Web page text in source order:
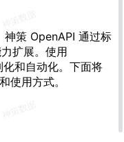
神策 OpenAPI 通过标
扩展。使用
和自动化。下面将
使用方式。